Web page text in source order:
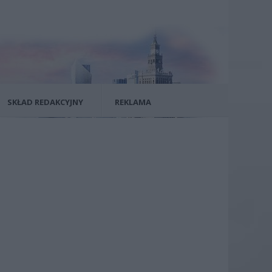
SKŁAD REDAKCYJNY REKLAMA